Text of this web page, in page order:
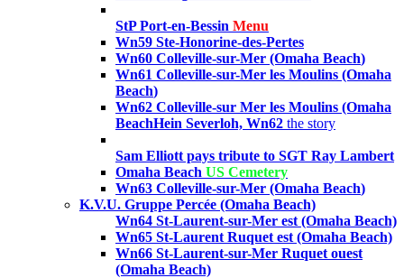
StP Port-en-Bessin Menu
Wn59 Ste-Honorine-des-Pertes
Wn60 Colleville-sur-Mer (Omaha Beach)
Wn61 Colleville-sur-Mer les Moulins (Omaha
Beach)
Wn62 Colleville-sur Mer les Moulins (Omaha
BeachHein Severloh, Wn62 the story
Sam Elliott pays tribute to SGT Ray Lambert
Omaha Beach US Cemetery
Wn63 Colleville-sur-Mer (Omaha Beach)
K.V.U. Gruppe Percée (Omaha Beach)
Wn64 St-Laurent-sur-Mer est (Omaha Beach)
Wn65 St-Laurent Ruquet est (Omaha Beach)
Wn66 St-Laurent-sur-Mer Ruquet ouest
(Omaha Beach)